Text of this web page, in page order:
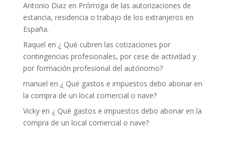
Antonio Diazen Prórroga de las autorizaciones de
estancia, residencia o trabajo de los extranjeros en
España.
Raquel en ¿ Qué cubren las cotizaciones por
contingencias profesionales, por cese de actividad y
por formación profesional del autónomo?
manuel en ¿ Qué gastos e impuestos debo abonar en
la compra de un local comercial o nave?
Vickyen ¿ Qué gastos e impuestos debo abonar en la
compra de un local comercial o nave?